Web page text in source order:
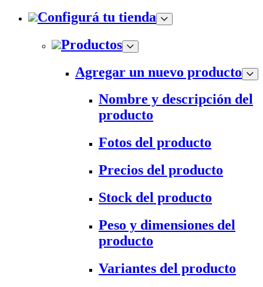
Configurá tu tienda
Productos
Agregar un nuevo producto
Nombre y descripción del
producto
Fotos del producto
Precios del producto
Stock del producto
Peso y dimensiones del
producto
Variantes del producto